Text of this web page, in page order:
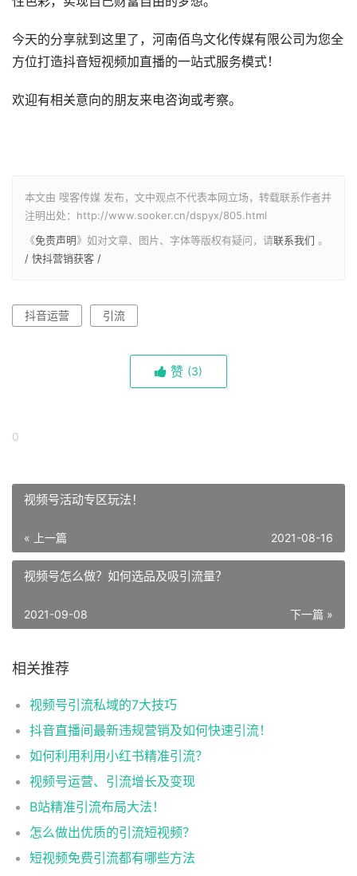
今天的分享就到这里了，河南佰鸟文化传媒有限公司为您全
方位打造抖音短视频加直播的一站式服务模式！
欢迎有相关意向的朋友来电咨询或考察。
本文由 嗖客传媒 发布，文中观点不代表本网立场，转载联系作者并
注明出处：http://www.sooker.cn/dspyx/805.html
《免责声明》如对文章、图片、字体等版权有疑问，请联系我们 。
/ 快抖营销获客 /
抖音运营 引流
赞 (3)
0
视频号活动专区玩法！
« 上一篇 2021-08-16
视频号怎么做？如何选品及吸引流量？
下一篇 »
2021-09-08
相关推荐
视频号引流私域的7大技巧
抖音直播间最新违规营销及如何快速引流！
如何利用利用小红书精准引流？
视频号运营、引流增长及变现
B站精准引流布局大法！
怎么做出优质的引流短视频？
短视频免费引流都有哪些方法